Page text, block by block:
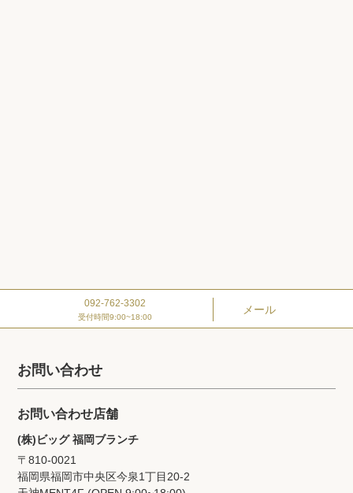
092-762-3302
受付時間9:00~18:00
メール
お問い合わせ
お問い合わせ店舗
(株)ビッグ 福岡ブランチ
〒810-0021
福岡県福岡市中央区今泉1丁目20‐2